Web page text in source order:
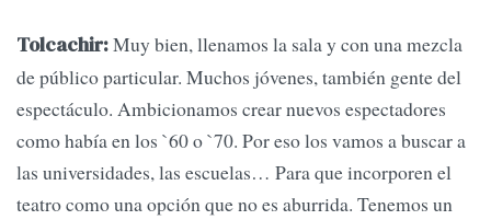
Tolcachir:Muy bien, llenamos la sala y con una mezcla
de público particular. Muchos jóvenes, también gente del
espectáculo. Ambicionamos crear nuevos espectadores
como había en los `60 o `70. Por eso los vamos a buscar a
las universidades, las escuelas… Para que incorporen el
teatro como una opción que no es aburrida. Tenemos un